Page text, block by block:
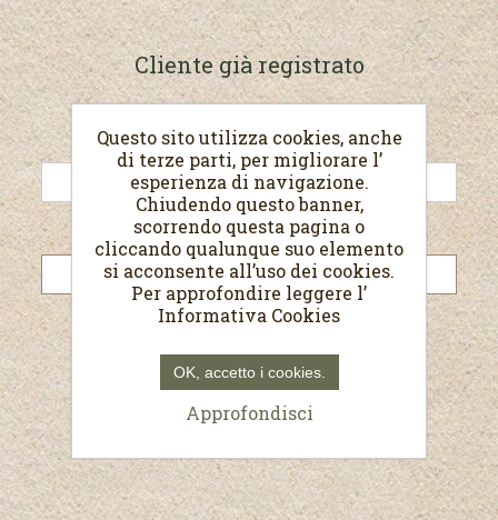
Cliente già registrato
E-mail:
Password:
Questo sito utilizza cookies, anche
di terze parti, per migliorare l’
esperienza di navigazione.
Chiudendo questo banner,
scorrendo questa pagina o
cliccando qualunque suo elemento
si acconsente all’uso dei cookies.
Per approfondire leggere l’
Informativa Cookies
OK, accetto i cookies.
Approfondisci